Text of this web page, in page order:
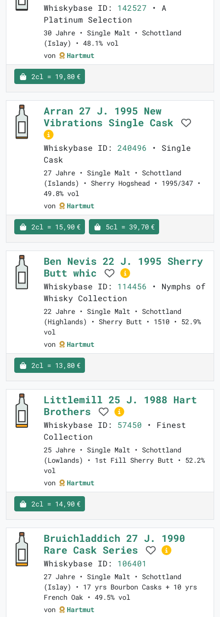
Whiskybase ID: 142527 • A
Platinum Selection
30 Jahre • Single Malt • Schottland
(Islay) • 48.1% vol
von
Hartmut
2cl = 19,80 €
Arran 27 J. 1995 New
Vibrations Single Cask
Whiskybase ID: 240496 • Single
Cask
27 Jahre • Single Malt • Schottland
(Islands) • Sherry Hogshead • 1995/347 •
49.8% vol
von
Hartmut
2cl = 15,90 € 5cl = 39,70 €
Ben Nevis 22 J. 1995 Sherry
Butt whic
Whiskybase ID: 114456 • Nymphs of
Whisky Collection
22 Jahre • Single Malt • Schottland
(Highlands) • Sherry Butt • 1510 • 52.9%
vol
von
Hartmut
2cl = 13,80 €
Littlemill 25 J. 1988 Hart
Brothers
Whiskybase ID: 57450 • Finest
Collection
25 Jahre • Single Malt • Schottland
(Lowlands) • 1st Fill Sherry Butt • 52.2%
vol
von
Hartmut
2cl = 14,90 €
Bruichladdich 27 J. 1990
Rare Cask Series
Whiskybase ID: 106401
27 Jahre • Single Malt • Schottland
(Islay) • 17 yrs Bourbon Casks + 10 yrs
French Oak • 49.5% vol
von
Hartmut